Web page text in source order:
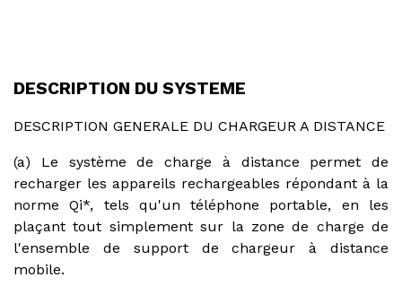
DESCRIPTION DU SYSTEME
DESCRIPTION GENERALE DU CHARGEUR A DISTANCE
(a) Le système de charge à distance permet de
recharger les appareils rechargeables répondant à la
norme Qi*, tels qu'un téléphone portable, en les
plaçant tout simplement sur la zone de charge de
l'ensemble de support de chargeur à distance
mobile.